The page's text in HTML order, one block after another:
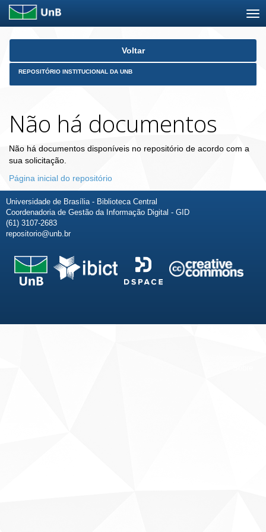
Skip
Voltar
REPOSITÓRIO INSTITUCIONAL DA UNB
Não há documentos
Não há documentos disponíveis no repositório de acordo com a
sua solicitação.
Página inicial do repositório
Universidade de Brasília - Biblioteca Central
Coordenadoria de Gestão da Informação Digital - GID
(61) 3107-2683
repositorio@unb.br